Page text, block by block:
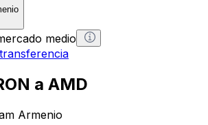
medio
a AMD
Armenio